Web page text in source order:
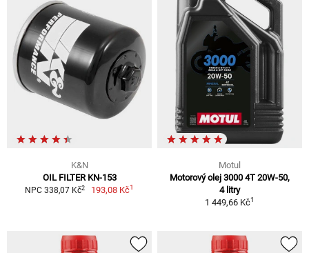
K&N
OIL FILTER KN-153
NPC 338,07 Kč2 193,08 Kč1
Motul
Motorový olej 3000 4T 20W-50,
4 litry
1 449,66 Kč1